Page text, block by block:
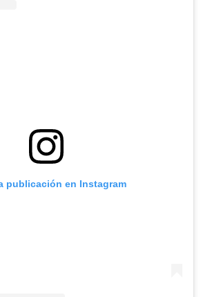
publicación en Instagram